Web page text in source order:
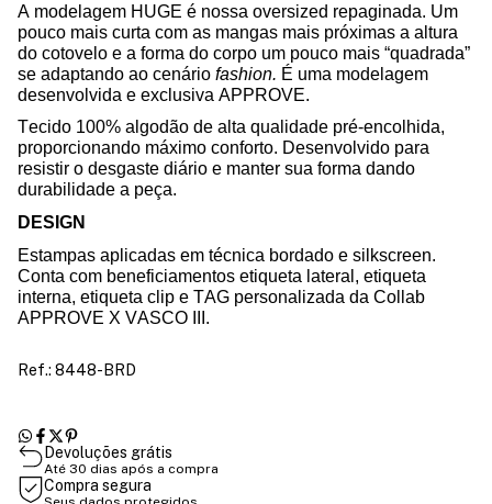
A modelagem HUGE é nossa oversized repaginada. Um
pouco mais curta com as mangas mais próximas a altura
do cotovelo e a forma do corpo um pouco mais “quadrada”
se adaptando ao cenário fashion. É uma modelagem
desenvolvida e exclusiva APPROVE.
Tecido 100% algodão de alta qualidade pré-encolhida,
proporcionando máximo conforto. Desenvolvido para
resistir o desgaste diário e manter sua forma dando
durabilidade a peça.
DESIGN
Estampas aplicadas em técnica bordado e silkscreen.
Conta com beneficiamentos etiqueta lateral, etiqueta
interna, etiqueta clip e TAG personalizada da Collab
APPROVE X VASCO III.
Ref.: 8448-BRD
Devoluções grátis
Até 30 dias após a compra
Compra segura